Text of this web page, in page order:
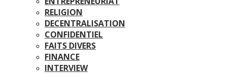
RELIGION
DECENTRALISATION
CONFIDENTIEL
FAITS DIVERS
FINANCE
INTERVIEW